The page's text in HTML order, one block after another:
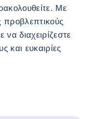
Με
προβλεπτικούς
να διαχειρίζεστε
και ευκαιρίες